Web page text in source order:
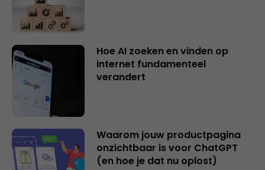
Hoe AI zoeken en vinden op
internet fundamenteel
verandert
Waarom jouw productpagina
onzichtbaar is voor ChatGPT
(en hoe je dat nu oplost)